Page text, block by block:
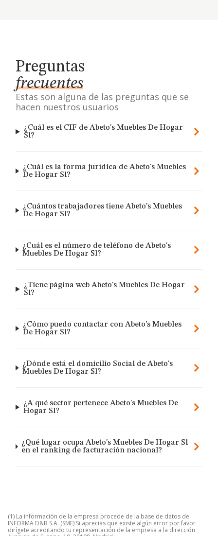
Preguntas
frecuentes
Estas son alguna de las preguntas que se
hacen nuestros usuarios
¿Cuál es el CIF de Abeto's Muebles De Hogar
Sl?
¿Cuál es la forma jurídica de Abeto's Muebles
De Hogar Sl?
¿Cuántos trabajadores tiene Abeto's Muebles
De Hogar Sl?
¿Cuál es el número de teléfono de Abeto's
Muebles De Hogar Sl?
¿Tiene página web Abeto's Muebles De Hogar
Sl?
¿Cómo puedo contactar con Abeto's Muebles
De Hogar Sl?
¿Dónde está el domicilio Social de Abeto's
Muebles De Hogar Sl?
¿A qué sector pertenece Abeto's Muebles De
Hogar Sl?
¿Qué lugar ocupa Abeto's Muebles De Hogar Sl
en el ranking de facturación nacional?
(1) La información de la empresa procede de la base de datos de
INFORMA D&B S.A. (SME) Si aprecias que existe algún error por favor
dirígete acreditando tu representación de la empresa a la dirección